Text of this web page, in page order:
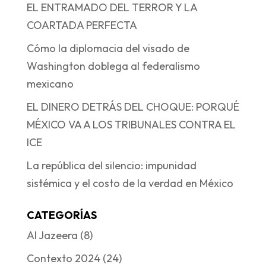
EL ENTRAMADO DEL TERROR Y LA
COARTADA PERFECTA
Cómo la diplomacia del visado de
Washington doblega al federalismo
mexicano
EL DINERO DETRÁS DEL CHOQUE: PORQUÉ
MÉXICO VA A LOS TRIBUNALES CONTRA EL
ICE
La república del silencio: impunidad
sistémica y el costo de la verdad en México
CATEGORÍAS
Al Jazeera (8)
Contexto 2024(24)